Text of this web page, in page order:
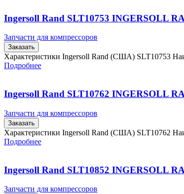
Ingersoll Rand SLT10753 INGERSOLL
Запчасти для компрессоров
Заказать
Характеристики Ingersoll Rand (США) SLT10753
Подробнее
Ingersoll Rand SLT10762 INGERSOLL
Запчасти для компрессоров
Заказать
Характеристики Ingersoll Rand (США) SLT10762
Подробнее
Ingersoll Rand SLT10852 INGERSOLL
Запчасти для компрессоров